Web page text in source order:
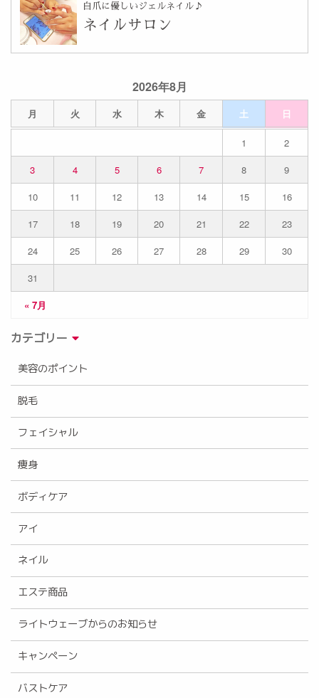
2026年8月
月 火 水 木 金 土 日
« 7月
1
2
3
4 5 6 7 8
9
10
11 12 13 14 15
16
17
18 19 20 21 22
23
24
25 26 27 28 29
30
31
カテゴリー
美容のポイント
脱毛
フェイシャル
痩身
ボディケア
アイ
ネイル
エステ商品
ライトウェーブからのお知らせ
キャンペーン
バストケア
自爪に優しいジェルネイル♪
ネイルサロン